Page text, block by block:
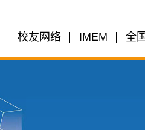
校友网络 IMEM 全